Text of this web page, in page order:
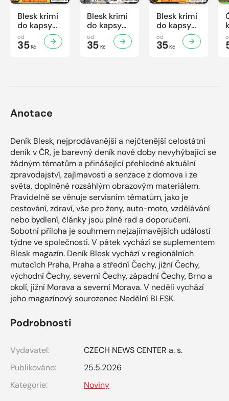
Blesk krimi
do kapsy
č.7/2026
od
35Kč
Blesk krimi
do kapsy
č.6/2026
od
35Kč
Blesk krimi
do kapsy
č.5/2026
od
35Kč
Anotace
Deník Blesk, nejprodávanější a nejčtenější celostátní
deník v ČR, je barevný deník nové doby nevyhýbající se
žádným tématům a přinášející přehledné aktuální
zpravodajství, zajímavosti a senzace z domova i ze
světa, doplněné rozsáhlým obrazovým materiálem.
Pravidelně se věnuje servisním tématům, jako je
cestování, zdraví, vše pro ženy, auto-moto, vzdělávání
nebo bydlení, články jsou plné rad a doporučení.
Sobotní příloha je souhrnem nejzajímavějších událostí
týdne ve společnosti. V pátek vychází se suplementem
Blesk magazín. Deník Blesk vychází v regionálních
mutacích Praha, Praha a střední Čechy, jižní Čechy,
východní Čechy, severní Čechy, západní Čechy, Brno a
okolí, jižní Morava a severní Morava. V neděli vychází
jeho magazínový sourozenec Nedělní BLESK.
Podrobnosti
Vydavatel:
CZECH NEWS CENTER a. s.
Publikováno:
25.5.2026
Kategorie:
Noviny